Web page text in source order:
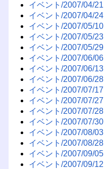
イベント/2007/04/21
イベント/2007/04/24
イベント/2007/05/10
イベント/2007/05/23
イベント/2007/05/29
イベント/2007/06/06
イベント/2007/06/13
イベント/2007/06/28
イベント/2007/07/17
イベント/2007/07/27
イベント/2007/07/28
イベント/2007/07/30
イベント/2007/08/03
イベント/2007/08/28
イベント/2007/09/05
イベント/2007/09/12